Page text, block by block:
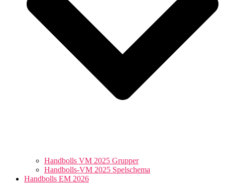
Handbolls VM 2025 Grupper
Handbolls-VM 2025 Spelschema
Handbolls EM 2026